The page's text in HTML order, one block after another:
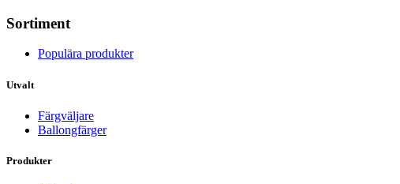
Sortiment
Populära produkter
Utvalt
Färgväljare
Ballongfärger
Produkter